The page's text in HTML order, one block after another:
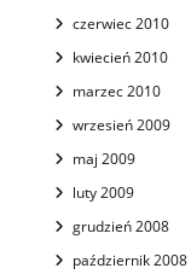
czerwiec 2010
kwiecień 2010
marzec 2010
wrzesień 2009
maj 2009
luty 2009
grudzień 2008
październik 2008